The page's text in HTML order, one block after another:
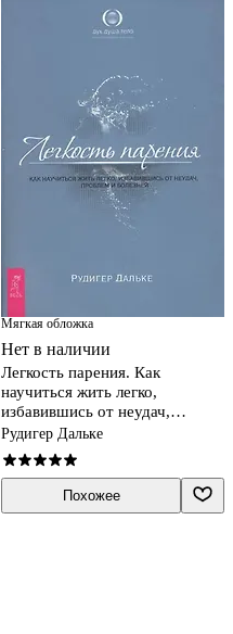
Мягкая обложка
Нет в наличии
Легкость парения. Как
научиться жить легко,
избавившись от неудач,
проблем и болезней
Рудигер Дальке
Похожее